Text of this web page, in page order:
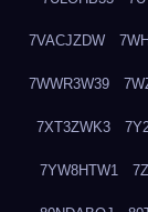
7VACJZDW
7WWR3W39
7XT3ZWK3
7YW8HTW1